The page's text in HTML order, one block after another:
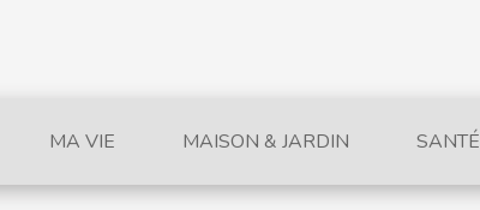
MA VIE MAISON & JARDIN SANTÉ